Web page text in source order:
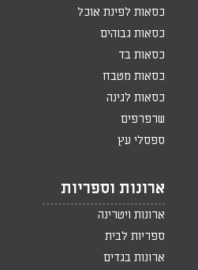
כסאות לפינת אוכל
כסאות גבוהים
כסאות בד
כסאות מטבח
כסאות לגינה
שרפרפים
ספסלי עץ
ארונות וספריות
ארונות ויטרינה
ספריות לבית
ארונות בגדים